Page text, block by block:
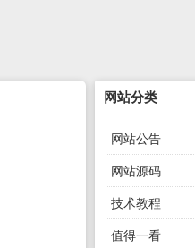
网站分类
网站公告
网站源码
技术教程
值得一看